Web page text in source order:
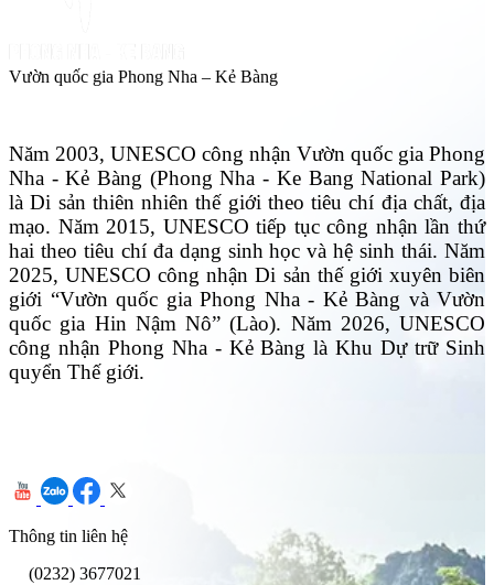
Vườn quốc gia Phong Nha – Kẻ Bàng
Năm 2003, UNESCO công nhận Vườn quốc gia Phong
Nha - Kẻ Bàng (Phong Nha - Ke Bang National Park)
là Di sản thiên nhiên thế giới theo tiêu chí địa chất, địa
mạo. Năm 2015, UNESCO tiếp tục công nhận lần thứ
hai theo tiêu chí đa dạng sinh học và hệ sinh thái. Năm
2025, UNESCO công nhận Di sản thế giới xuyên biên
giới “Vườn quốc gia Phong Nha - Kẻ Bàng và Vườn
quốc gia Hin Nậm Nô” (Lào). Năm 2026, UNESCO
công nhận Phong Nha - Kẻ Bàng là Khu Dự trữ Sinh
quyển Thế giới.
Thông tin liên hệ
(0232) 3677021